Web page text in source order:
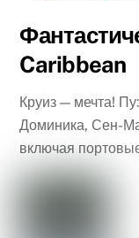
Caribbean
Круиз — мечта!
Доминика, Сен-
включая